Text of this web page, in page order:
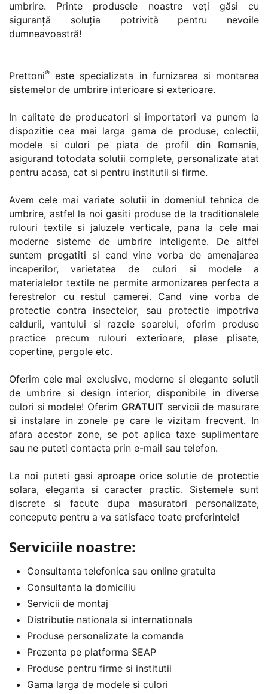
umbrire. Printe produsele noastre veți găsi cu
siguranță soluția potrivită pentru nevoile
dumneavoastră!
Prettoni® este specializata in furnizarea si montarea
sistemelor de umbrire interioare si exterioare.
In calitate de producatori si importatori va punem la
dispozitie cea mai larga gama de produse, colectii,
modele si culori pe piata de profil din Romania,
asigurand totodata solutii complete, personalizate atat
pentru acasa, cat si pentru institutii si firme.
Avem cele mai variate solutii in domeniul tehnica de
umbrire, astfel la noi gasiti produse de la traditionalele
rulouri textile si jaluzele verticale, pana la cele mai
moderne sisteme de umbrire inteligente. De altfel
suntem pregatiti si cand vine vorba de amenajarea
incaperilor, varietatea de culori si modele a
materialelor textile ne permite armonizarea perfecta a
ferestrelor cu restul camerei. Cand vine vorba de
protectie contra insectelor, sau protectie impotriva
caldurii, vantului si razele soarelui, oferim produse
practice precum rulouri exterioare, plase plisate,
copertine, pergole etc.
Oferim cele mai exclusive, moderne si elegante solutii
de umbrire si design interior, disponibile in diverse
culori si modele! Oferim GRATUIT servicii de masurare
si instalare in zonele pe care le vizitam frecvent. In
afara acestor zone, se pot aplica taxe suplimentare
sau ne puteti contacta prin e-mail sau telefon.
La noi puteti gasi aproape orice solutie de protectie
solara, eleganta si caracter practic. Sistemele sunt
discrete si facute dupa masuratori personalizate,
concepute pentru a va satisface toate preferintele!
Serviciile noastre:
Consultanta telefonica sau online gratuita
Consultanta la domiciliu
Servicii de montaj
Distributie nationala si internationala
Produse personalizate la comanda
Prezenta pe platforma SEAP
Produse pentru firme si institutii
Gama larga de modele si culori